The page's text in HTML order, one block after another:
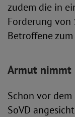
zudem die in
Forderung
Betroffene
Armut nimmt
Schon vor
SoVD